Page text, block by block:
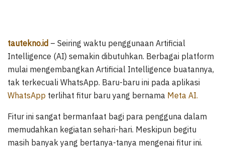
tautekno.id – Seiring waktu penggunaan Artificial
Intelligence (AI) semakin dibutuhkan. Berbagai platform
mulai mengembangkan Artificial Intelligence buatannya,
tak terkecuali WhatsApp. Baru-baru ini pada aplikasi
WhatsApp terlihat fitur baru yang bernama Meta AI.
Fitur ini sangat bermanfaat bagi para pengguna dalam
memudahkan kegiatan sehari-hari. Meskipun begitu
masih banyak yang bertanya-tanya mengenai fitur ini.